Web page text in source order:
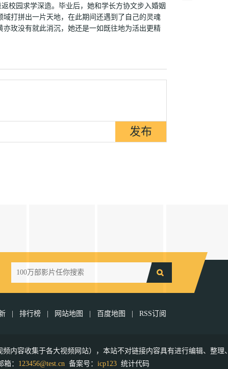
校园求学深造。毕业后，她和学长方协文步入婚姻
打拼出一片天地，在此期间还遇到了自己的灵魂
玫没有就此消沉，她还是一如既往地为活出更精
排行榜 网站地图 百度地图 RSS订阅
内容收集于各大视频网站），本站不对链接内容具有进行编辑、整理
： 123456@test.cn备案号： icp123统计代码